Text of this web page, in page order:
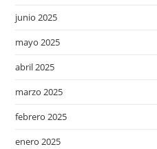
junio 2025
mayo 2025
abril 2025
marzo 2025
febrero 2025
enero 2025